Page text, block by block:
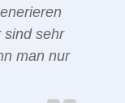
sind sehr
man nur